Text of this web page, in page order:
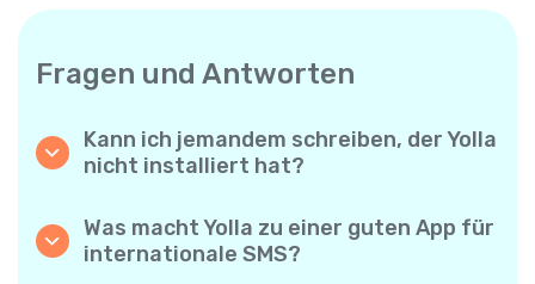
Fragen und Antworten
Kann ich jemandem schreiben, der Yolla
nicht installiert hat?
Mobilnummer des Empfängers – die andere
Person muss nichts installieren und braucht
Was macht Yolla zu einer guten App für
internationale SMS?